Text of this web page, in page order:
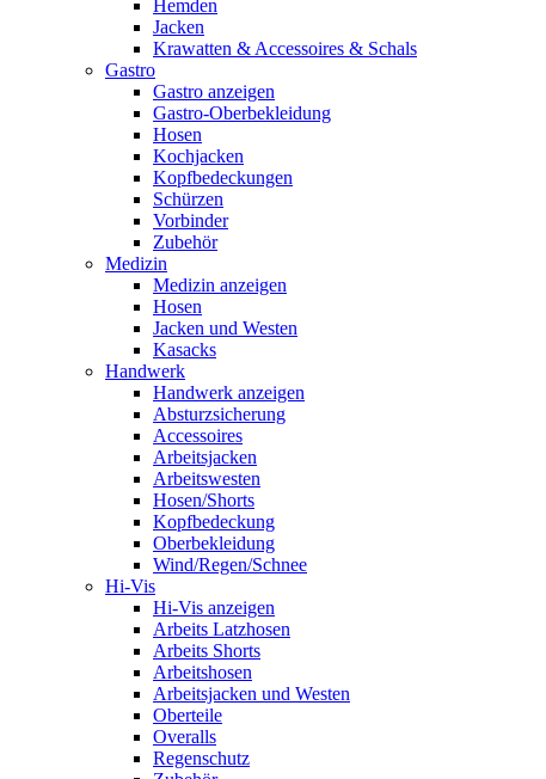
Hemden
Jacken
Krawatten & Accessoires & Schals
Gastro
Gastro anzeigen
Gastro-Oberbekleidung
Hosen
Kochjacken
Kopfbedeckungen
Schürzen
Vorbinder
Zubehör
Medizin
Medizin anzeigen
Hosen
Jacken und Westen
Kasacks
Handwerk
Handwerk anzeigen
Absturzsicherung
Accessoires
Arbeitsjacken
Arbeitswesten
Hosen/Shorts
Kopfbedeckung
Oberbekleidung
Wind/Regen/Schnee
Hi-Vis
Hi-Vis anzeigen
Arbeits Latzhosen
Arbeits Shorts
Arbeitshosen
Arbeitsjacken und Westen
Oberteile
Overalls
Regenschutz